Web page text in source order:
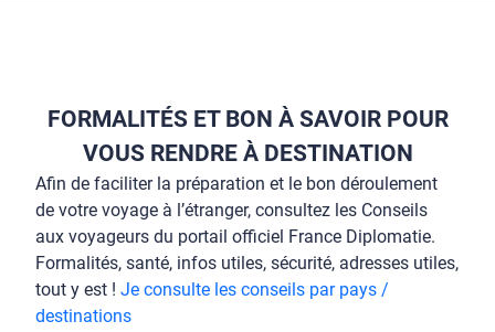
FORMALITÉS ET BON À SAVOIR POUR
VOUS RENDRE À DESTINATION
Afin de faciliter la préparation et le bon déroulement
de votre voyage à l’étranger, consultez les Conseils
aux voyageurs du portail officiel France Diplomatie.
Formalités, santé, infos utiles, sécurité, adresses utiles,
tout y est ! Je consulte les conseils par pays /
destinations